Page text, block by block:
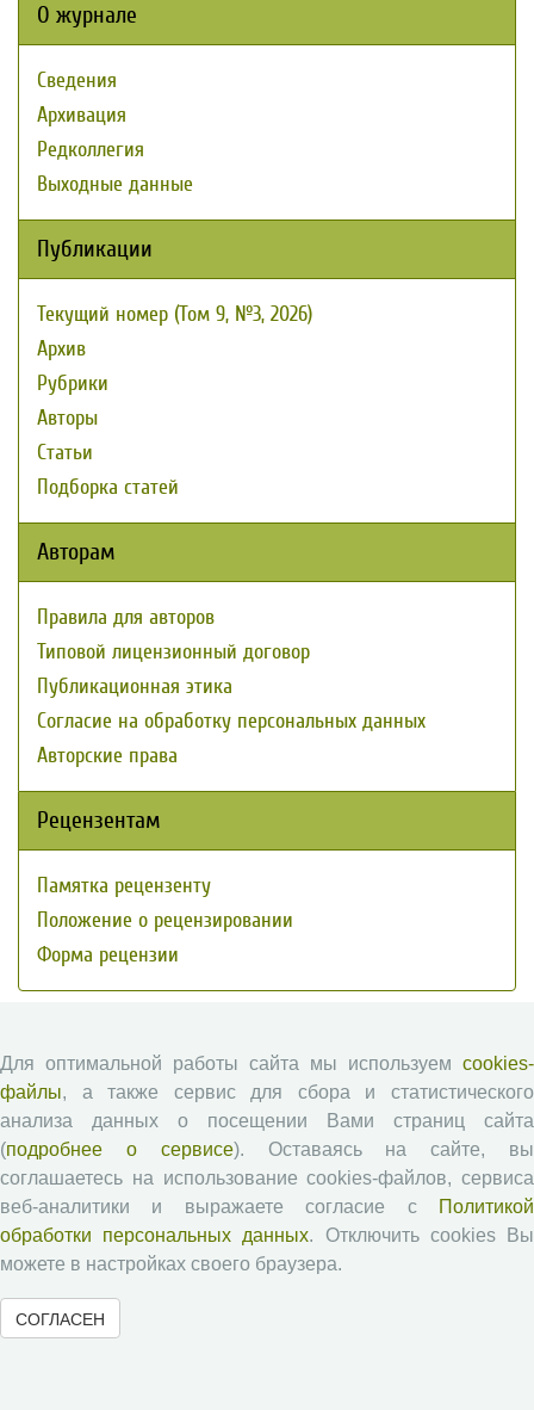
О журнале
Сведения
Архивация
Редколлегия
Выходные данные
Публикации
Текущий номер (Том 9, №3, 2026)
Архив
Рубрики
Авторы
Статьи
Подборка статей
Авторам
Правила для авторов
Типовой лицензионный договор
Публикационная этика
Согласие на обработку персональных данных
Авторские права
Рецензентам
Памятка рецензенту
Положение о рецензировании
Форма рецензии
Экономические и социальные перемены
Проблемы развития территории
Вопросы территориального развития
Социальное пространство
Юный экономист
АгроЗооТехника
Для оптимальной работы сайта мы используем cookies-
файлы, а также сервис для сбора и статистического
анализа данных о посещении Вами страниц сайта
(подробнее о сервисе). Оставаясь на сайте, вы
соглашаетесь на использование cookies-файлов, сервиса
веб-аналитики и выражаете согласие с
Политикой
обработки персональных данных. Отключить cookies Вы
можете в настройках своего браузера.
СОГЛАСЕН